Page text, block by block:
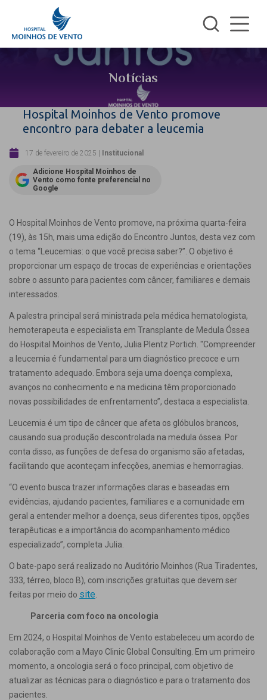
Notícias
Hospital Moinhos de Vento promove
encontro para debater a leucemia
17 de fevereiro de 2025 | Institucional
Adicione Hospital Moinhos de
Vento como fonte preferencial no
Google
O Hospital Moinhos de Vento promove, na próxima quarta-feira
(19), às 15h, mais uma edição do Encontro Juntos, desta vez com
o tema “Leucemias: o que você precisa saber?”. O objetivo é
proporcionar um espaço de trocas de experiências e orientações
sobre o assunto para pacientes com câncer, familiares e demais
interessados.
A palestra principal será ministrada pela médica hematologista,
hemoterapeuta e especialista em Transplante de Medula Óssea
do Hospital Moinhos de Vento, Julia Plentz Portich. "Compreender
a leucemia é fundamental para um diagnóstico precoce e um
tratamento adequado. Embora seja uma doença complexa,
avanços no conhecimento e na medicina têm proporcionado
novas possibilidades de enfrentamento”, destaca a especialista.
Leucemia é um tipo de câncer que afeta os glóbulos brancos,
causando sua produção descontrolada na medula óssea. Por
conta disso, as funções de defesa do organismo são afetadas,
facilitando que aconteçam infecções, anemias e hemorragias.
“O evento busca trazer informações claras e baseadas em
evidências, ajudando pacientes, familiares e a comunidade em
geral a entender melhor a doença, seus diferentes tipos, opções
terapêuticas e a importância do acompanhamento médico
especializado”, completa Julia.
O bate-papo será realizado no Auditório Moinhos (Rua Tiradentes,
333, térreo, bloco B), com inscrições gratuitas que devem ser
feitas por meio do site
Parceria com foco na oncologia
Em 2024, o Hospital Moinhos de Vento estabeleceu um acordo de
colaboração com a Mayo Clinic Global Consulting. Em um primeiro
momento, a oncologia será o foco principal, com objetivo de
atualizar as técnicas para o diagnóstico e para o tratamento dos
pacientes.